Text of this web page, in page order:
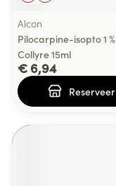
Alcon
Pilocarpine-isopto 1 %
Collyre 15ml
€ 6,94
Reserveer